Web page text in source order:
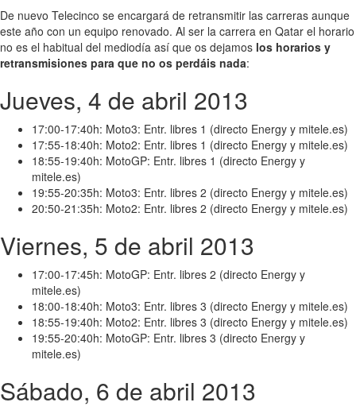
De nuevo Telecinco se encargará de retransmitir las carreras aunque
este año con un equipo renovado. Al ser la carrera en Qatar el horario
no es el habitual del mediodía así que os dejamos los horarios y
retransmisiones para que no os perdáis nada:
Jueves, 4 de abril 2013
17:00-17:40h: Moto3: Entr. libres 1 (directo Energy y mitele.es)
17:55-18:40h: Moto2: Entr. libres 1 (directo Energy y mitele.es)
18:55-19:40h: MotoGP: Entr. libres 1 (directo Energy y
mitele.es)
19:55-20:35h: Moto3: Entr. libres 2 (directo Energy y mitele.es)
20:50-21:35h: Moto2: Entr. libres 2 (directo Energy y mitele.es)
Viernes, 5 de abril 2013
17:00-17:45h: MotoGP: Entr. libres 2 (directo Energy y
mitele.es)
18:00-18:40h: Moto3: Entr. libres 3 (directo Energy y mitele.es)
18:55-19:40h: Moto2: Entr. libres 3 (directo Energy y mitele.es)
19:55-20:40h: MotoGP: Entr. libres 3 (directo Energy y
mitele.es)
Sábado, 6 de abril 2013